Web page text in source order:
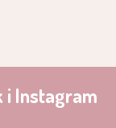
i Instagram